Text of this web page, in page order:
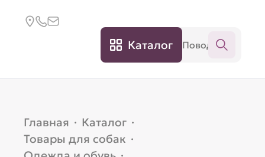
Каталог
Главная · Каталог ·
Товары для собак ·